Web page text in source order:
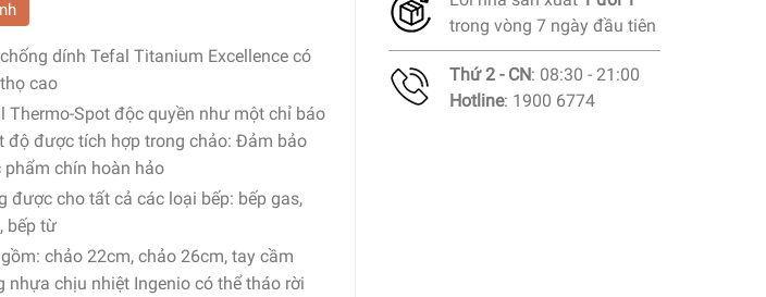
dính Tefal Titanium Excellence có
cao
Thermo-Spot độc quyền như một chỉ báo
độ được tích hợp trong chảo: Đảm bảo
phẩm chín hoàn hảo
được cho tất cả các loại bếp: bếp gas,
bếp từ
chảo 22cm, chảo 26cm, tay cầm
nhựa chịu nhiệt Ingenio có thể tháo rời
trong vòng 7 ngày đầu tiên
Thứ 2 - CN: 08:30 - 21:00
Hotline: 1900 6774